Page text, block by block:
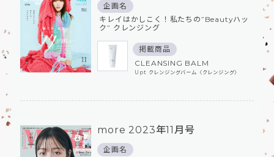
企画名
キレイはかしこく！私たちの”Beautyハッ
ク” クレンジング
掲載商品
CLEANSING BALM
Upt クレンジングバーム〈クレンジング〉
more 2023年11月号
企画名